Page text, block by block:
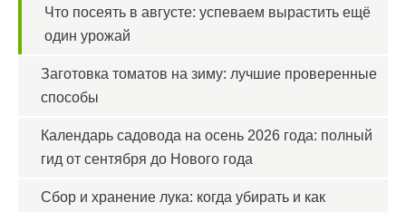
Что посеять в августе: успеваем вырастить ещё
один урожай
Заготовка томатов на зиму: лучшие проверенные
способы
Календарь садовода на осень 2026 года: полный
гид от сентября до Нового года
Сбор и хранение лука: когда убирать и как